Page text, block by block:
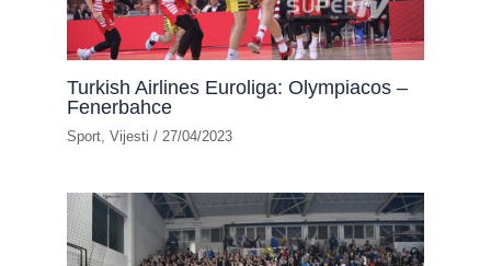
Turkish Airlines Euroliga: Olympiacos –
Fenerbahce
Sport,Vijesti /27/04/2023